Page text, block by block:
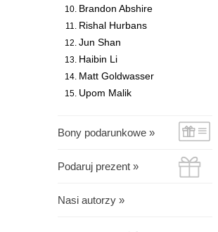
Brandon Abshire
Rishal Hurbans
Jun Shan
Haibin Li
Matt Goldwasser
Upom Malik
Bony podarunkowe »
Podaruj prezent »
Nasi autorzy »